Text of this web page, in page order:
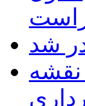
شد
نقشه